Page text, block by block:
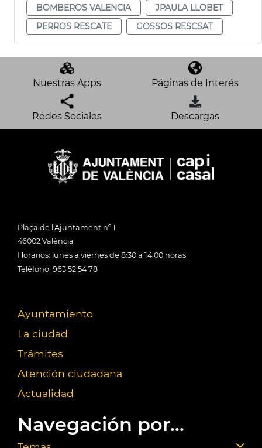
BOMBEROS VALENCIA
JPAULA LLOBET
PERROS RESCATE
GOSSOS RESCSAT
Nuestras Apps Páginas de Interés
Redes Sociales Descargas
Plaça de l'Ajuntament nº 1
46002 València
Horarios: lunes a viernes de 8:30 a 14:00 horas
Teléfono: 963 52 54 78
Ayuntamiento
La ciudad
Trámites
Atención ciudadana
Actualidad
Navegación por...